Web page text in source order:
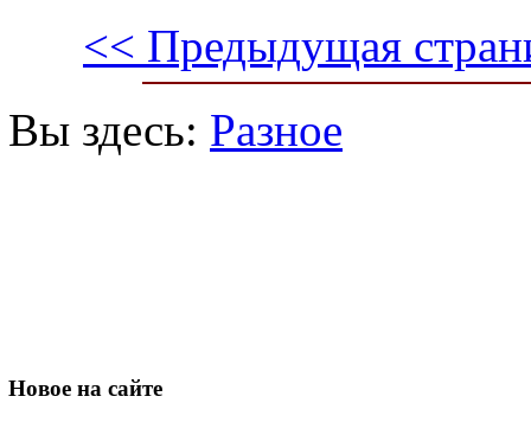
<< Предыдущая
Вы здесь: Разное
Новое на сайте